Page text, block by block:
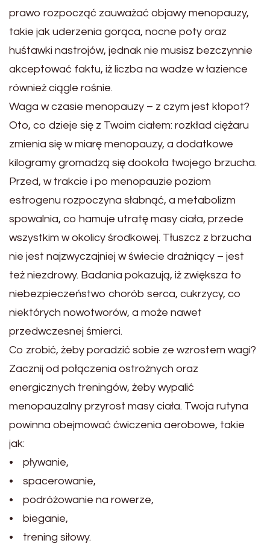
prawo rozpocząć zauważać objawy menopauzy,
takie jak uderzenia gorąca, nocne poty oraz
huśtawki nastrojów, jednak nie musisz bezczynnie
akceptować faktu, iż liczba na wadze w łazience
również ciągle rośnie.
Waga w czasie menopauzy – z czym jest kłopot?
Oto, co dzieje się z Twoim ciałem: rozkład ciężaru
zmienia się w miarę menopauzy, a dodatkowe
kilogramy gromadzą się dookoła twojego brzucha.
Przed, w trakcie i po menopauzie poziom
estrogenu rozpoczyna słabnąć, a metabolizm
spowalnia, co hamuje utratę masy ciała, przede
wszystkim w okolicy środkowej. Tłuszcz z brzucha
nie jest najzwyczajniej w świecie drażniący – jest
też niezdrowy. Badania pokazują, iż zwiększa to
niebezpieczeństwo chorób serca, cukrzycy, co
niektórych nowotworów, a może nawet
przedwczesnej śmierci.
Co zrobić, żeby poradzić sobie ze wzrostem wagi?
Zacznij od połączenia ostrożnych oraz
energicznych treningów, żeby wypalić
menopauzalny przyrost masy ciała. Twoja rutyna
powinna obejmować ćwiczenia aerobowe, takie
jak:
• pływanie,
• spacerowanie,
• podróżowanie na rowerze,
• bieganie,
• trening siłowy.